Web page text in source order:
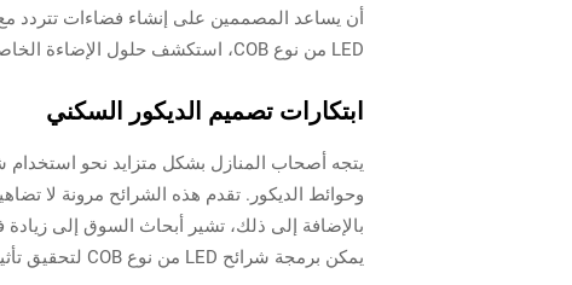
أن يساعد المصممين على إنشاء فضاءات
LED من نوع COB، استكشف حلول الإضاءة الخاصة بشرائح COB لدينا التي تلبي مجموعة متنوعة من الاحتياجات المعمارية والتجارية.
ابتكارات تصميم الديكور السكني
وحوائط الديكور. تقدم هذه الشرائح مرونة لا
بالإضافة إلى ذلك، تشير أبحاث السوق إلى
يمكن برمجة شرائح LED من نوع COB لتحقيق تأثيرات إضاءة مختلفة، مما يجعلها مثالية للمنازل الحديثة التي تسعى إلى اعتماد التكنولوجيا الذكية.